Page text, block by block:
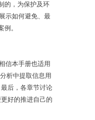
的，为保护及环
示如何避免、最
。
信本手册也适用
析中提取信息用
后，各章节讨论
好的推进自己的